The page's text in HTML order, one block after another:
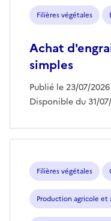
Filières végétales
Achat
simples
Publié le 23/07/2026
Disponible du 31/
Filières végétales
Production agricole et